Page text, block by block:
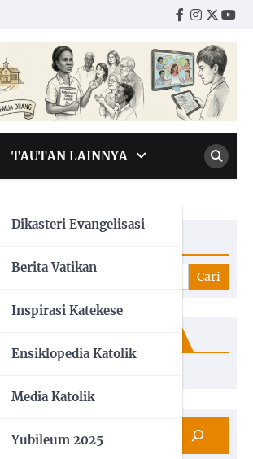
Facebook
TAUTAN LAINNYA
Dikasteri Evangelisasi
Berita Vatikan
Inspirasi Katekese
Ensiklopedia Katolik
Media Katolik
Yubileum 2025
Cari